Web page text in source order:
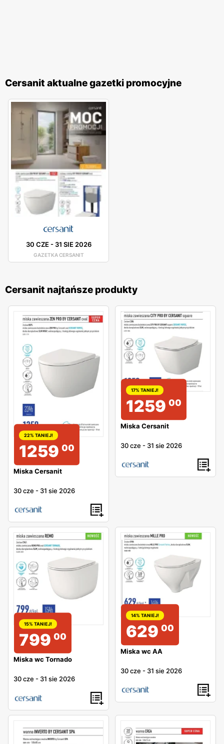
Cersanit aktualne gazetki promocyjne
30 CZE- 31 SIE 2026
GAZETKA CERSANIT
Cersanit najtańsze produkty
22% TANIEJ!
1259 00
Miska Cersanit
30 cze - 31 sie 2026
17% TANIEJ!
1259 00
Miska Cersanit
30 cze - 31 sie 2026
15% TANIEJ!
799 00
Miska wc Tornado
30 cze - 31 sie 2026
14% TANIEJ!
629 00
Miska wc AA
30 cze - 31 sie 2026